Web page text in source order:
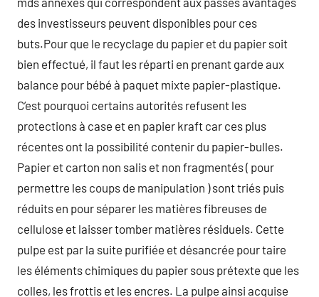
des investisseurs peuvent disponibles pour ces
buts.Pour que le recyclage du papier et du papier soit
bien effectué, il faut les réparti en prenant garde aux
balance pour bébé à paquet mixte papier-plastique.
C’est pourquoi certains autorités refusent les
protections à case et en papier kraft car ces plus
récentes ont la possibilité contenir du papier-bulles.
Papier et carton non salis et non fragmentés ( pour
permettre les coups de manipulation ) sont triés puis
réduits en pour séparer les matières fibreuses de
cellulose et laisser tomber matières résiduels. Cette
pulpe est par la suite purifiée et désancrée pour taire
les éléments chimiques du papier sous prétexte que les
colles, les frottis et les encres. La pulpe ainsi acquise